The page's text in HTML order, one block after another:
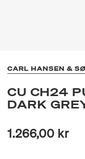
CARL HANSEN &
CU CH24
DARK
1.266,00 kr